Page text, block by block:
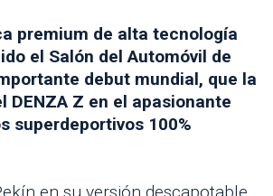
premium de alta tecnología
el Salón del Automóvil de
debut mundial, que la
DENZA Z en el apasionante
superdeportivos 100%
en su versión descapotable